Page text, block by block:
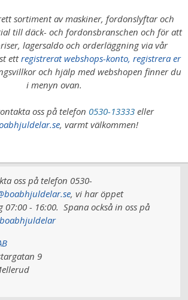
sortiment av maskiner, fordonslyftar och
till däck- och fordonsbranschen och för att
lagersaldo och orderläggning via vår
ettregistrerat webshops-konto, registrera er
och hjälp med webshopen finner du
i menyn ovan.
oss på telefon 0530-13333 eller
, varmt välkommen!
oss på telefon 0530-
, vi haröppet
07:00 - 16:00. Spana också in oss på
9